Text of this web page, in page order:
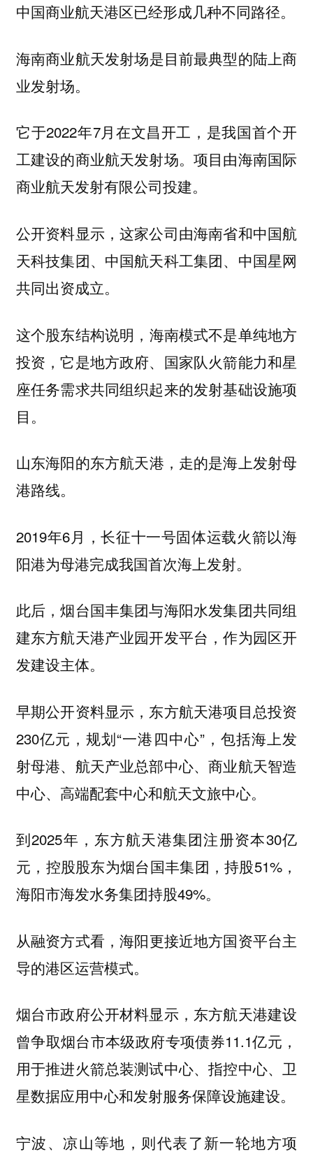
中国商业航天港区已经形成几种不同路径。
海南商业航天发射场是目前最典型的陆上商
业发射场。
它于2022年7月在文昌开工，是我国首个开
工建设的商业航天发射场。项目由海南国际
商业航天发射有限公司投建。
公开资料显示，这家公司由海南省和中国航
天科技集团、中国航天科工集团、中国星网
共同出资成立。
这个股东结构说明， 海南模式不是单纯地方
投资，它是地方政府、国家队火箭能力和星
座任务需求共同组织起来的发射基础设施项
目。
山东海阳的东方航天港 ，走的是海上发射母
港路线。
2019年6月，长征十一号固体运载火箭以海
阳港为母港完成我国首次海上发射。
此后，烟台国丰集团与海阳水发集团共同组
建东方航天港产业园开发平台，作为园区开
发建设主体。
早期公开资料显示，东方航天港项目总投资
230亿元，规划“一港四中心”，包括海上发
射母港、航天产业总部中心、商业航天智造
中心、高端配套中心和航天文旅中心。
到2025年，东方航天港集团注册资本30亿
元，控股股东为烟台国丰集团，持股51%，
海阳市海发水务集团持股49%。
从融资方式看，海阳更接近地方国资平台主
导的港区运营模式。
烟台市政府公开材料显示，东方航天港建设
曾争取烟台市本级政府专项债券11.1亿元，
用于推进火箭总装测试中心、指控中心、卫
星数据应用中心和发射服务保障设施建设。
宁波、凉山等地，则代表了新一轮地方项